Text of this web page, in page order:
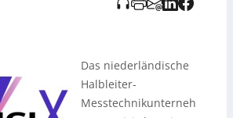
Das niederländische
Halbleiter-
Messtechnikunterneh